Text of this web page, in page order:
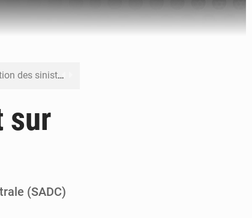
des sinistres
à Lomé
la valeur
sur
(SADC)